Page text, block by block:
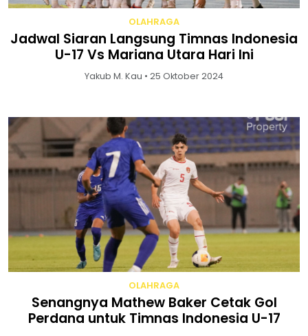
OLAHRAGA
Jadwal Siaran Langsung Timnas Indonesia
U-17 Vs Mariana Utara Hari Ini
Yakub M. Kau • 25 Oktober 2024
OLAHRAGA
Senangnya Mathew Baker Cetak Gol
Perdana untuk Timnas Indonesia U-17